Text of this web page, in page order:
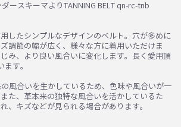
ダースキーマよりTANNING BELT qn-rc-tnb
したシンプルなデザインのベルト。穴が多めに
調節の幅が広く、様々な方に着用いただけま
み、より良い風合いに変化します。長く愛用頂
す。
風合いを生かしているため、色味や風合いが一
た、革本来の独特な風合いを活かしているた
、キズなどが見られる場合があります。
を続ける カートへ進む